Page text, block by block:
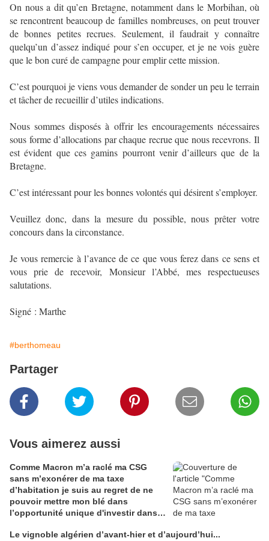
On nous a dit qu’en Bretagne, notamment dans le Morbihan, où
se rencontrent beaucoup de familles nombreuses, on peut trouver
de bonnes petites recrues. Seulement, il faudrait y connaître
quelqu’un d’assez indiqué pour s’en occuper, et je ne vois guère
que le bon curé de campagne pour emplir cette mission.
C’est pourquoi je viens vous demander de sonder un peu le terrain
et tâcher de recueillir d’utiles indications.
Nous sommes disposés à offrir les encouragements nécessaires
sous forme d’allocations par chaque recrue que nous recevrons. Il
est évident que ces gamins pourront venir d’ailleurs que de la
Bretagne.
C’est intéressant pour les bonnes volontés qui désirent s’employer.
Veuillez donc, dans la mesure du possible, nous prêter votre
concours dans la circonstance.
Je vous remercie à l’avance de ce que vous ferez dans ce sens et
vous prie de recevoir, Monsieur l’Abbé, mes respectueuses
salutations.
Signé : Marthe
#berthomeau
Partager
Vous aimerez aussi
Comme Macron m’a raclé ma CSG
sans m’exonérer de ma taxe
d’habitation je suis au regret de ne
pouvoir mettre mon blé dans
l’opportunité unique d'investir dans
Alain Edouard
Le vignoble algérien d’avant-hier et d’aujourd’hui...